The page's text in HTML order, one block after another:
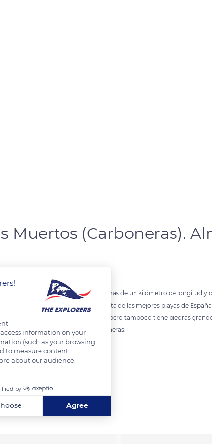
Muertos (Carboneras).
enorme playa totalmente recta de más de un kilómetro de longitud y
playa aparece en casi todas las lista de las mejores playas de
muy agradable porque no te reboza pero tampoco tiene piedras
camino entre Agua Amarga y Carboneras.
information on your
(such as your browsing
to measure content
about our audience.
by
Agree
to tailor and manage your privacy settings, ensuring